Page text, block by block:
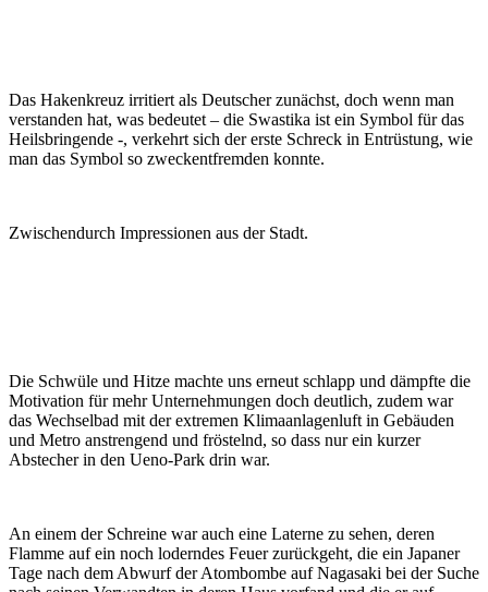
Das Hakenkreuz irritiert als Deutscher zunächst, doch wenn man
verstanden hat, was bedeutet – die Swastika ist ein Symbol für das
Heilsbringende -, verkehrt sich der erste Schreck in Entrüstung, wie
man das Symbol so zweckentfremden konnte.
Zwischendurch Impressionen aus der Stadt.
Die Schwüle und Hitze machte uns erneut schlapp und dämpfte die
Motivation für mehr Unternehmungen doch deutlich, zudem war
das Wechselbad mit der extremen Klimaanlagenluft in Gebäuden
und Metro anstrengend und fröstelnd, so dass nur ein kurzer
Abstecher in den Ueno-Park drin war.
An einem der Schreine war auch eine Laterne zu sehen, deren
Flamme auf ein noch loderndes Feuer zurückgeht, die ein Japaner
Tage nach dem Abwurf der Atombombe auf Nagasaki bei der Suche